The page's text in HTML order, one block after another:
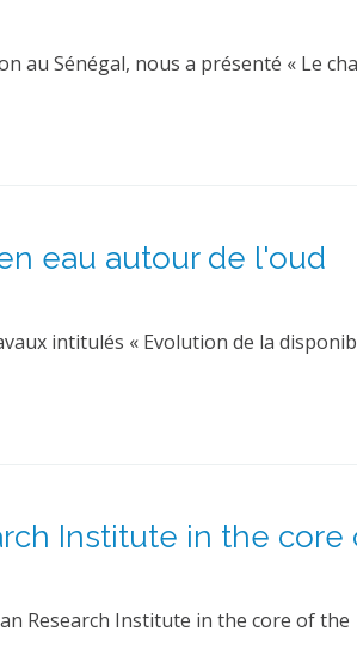
au Sénégal, nous a présenté « Le
eau autour de l'oud
intitulés « Evolution de la
Institute in the core
Research Institute in the core of the